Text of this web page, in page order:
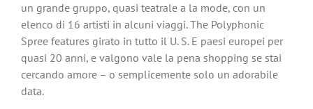
un grande gruppo, quasi teatrale a la mode, con un
elenco di 16 artisti in alcuni viaggi. The Polyphonic
Spree features girato in tutto il U. S. E paesi europei per
quasi 20 anni, e valgono vale la pena shopping se stai
cercando amore – o semplicemente solo un adorabile
data.